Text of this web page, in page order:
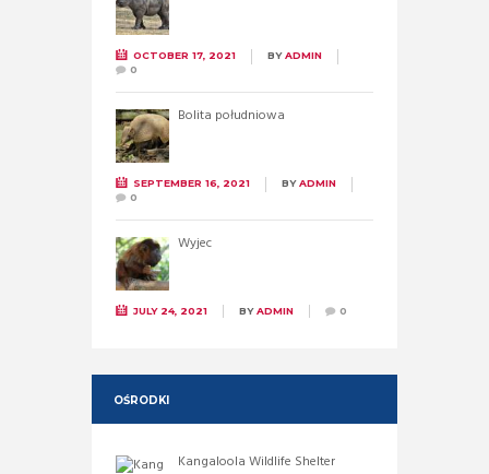
OCTOBER 17, 2021 BYADMIN
0
Bolita południowa
SEPTEMBER 16, 2021 BYADMIN
0
Wyjec
JULY 24, 2021 BYADMIN 0
OŚRODKI
Kangaloola Wildlife Shelter